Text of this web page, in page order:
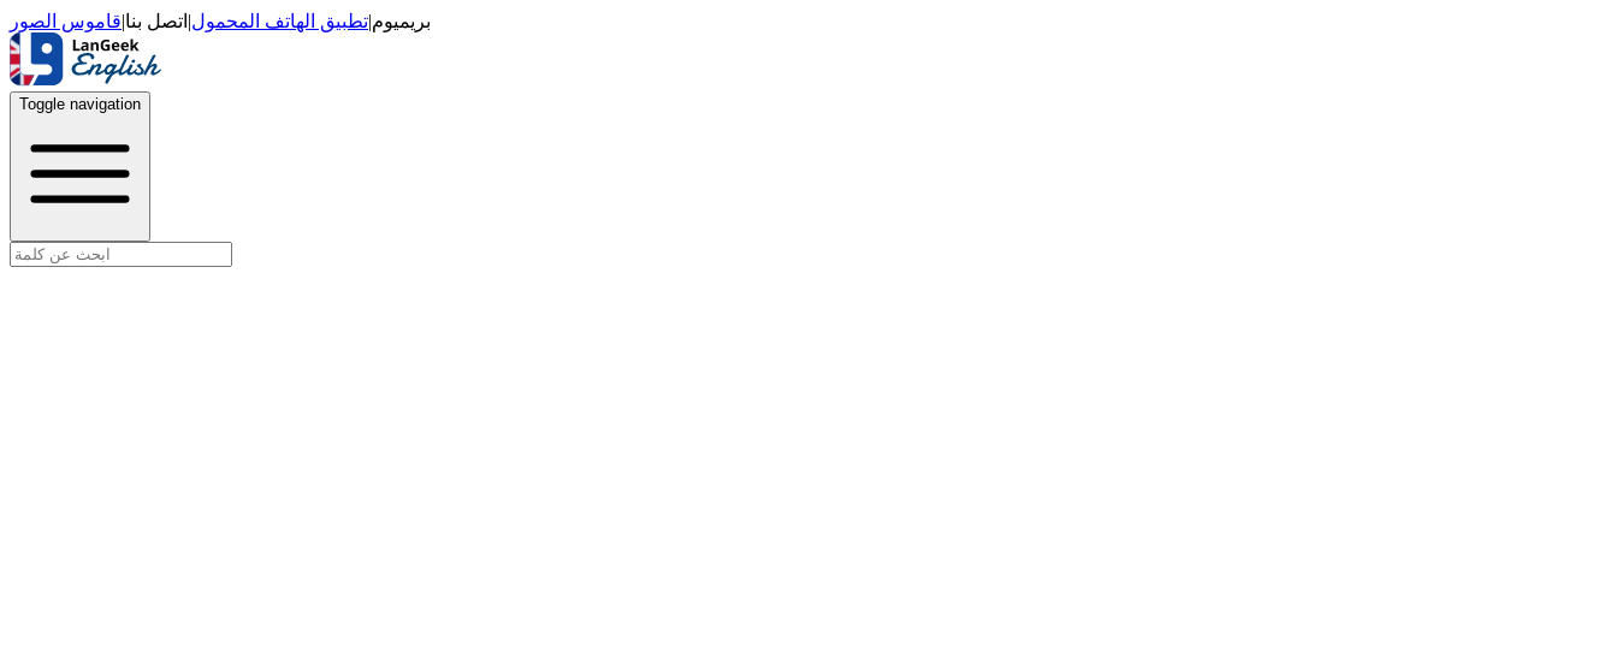
بريميوم|تطبيق الهاتف المحمول| اتصل بنا|قاموس الصور
Toggle navigation